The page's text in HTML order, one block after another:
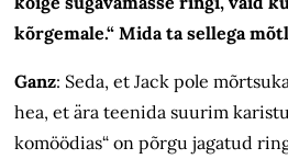
kõrgemale.“ Mida ta sellega
Ganz: Seda, et Jack pole
hea, et ära teenida suurim
komöödias“ on põrgu jagatud